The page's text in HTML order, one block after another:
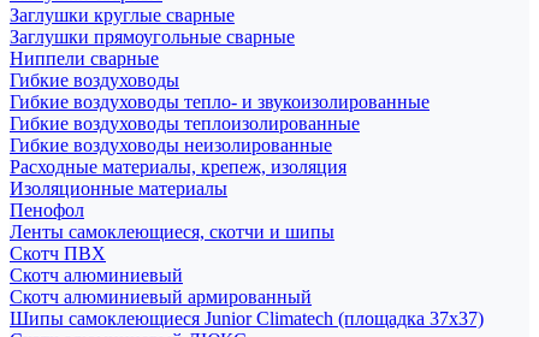
Заглушки круглые сварные
Заглушки прямоугольные сварные
Ниппели сварные
Гибкие воздуховоды
Гибкие воздуховоды тепло- и звукоизолированные
Гибкие воздуховоды теплоизолированные
Гибкие воздуховоды неизолированные
Расходные материалы, крепеж, изоляция
Изоляционные материалы
Пенофол
Ленты самоклеющиеся, скотчи и шипы
Скотч ПВХ
Скотч алюминиевый
Скотч алюминиевый армированный
Шипы самоклеющиеся Junior Climatech (площадка 37х37)